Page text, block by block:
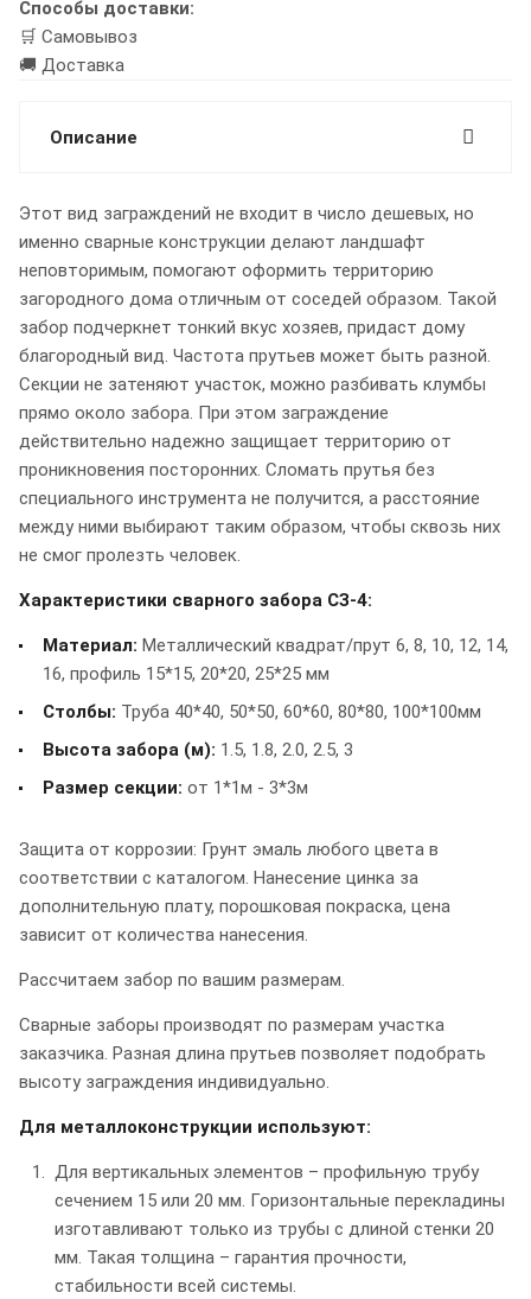
Способы доставки:
🛒 Самовывоз
🚚 Доставка
Описание
Этот вид заграждений не входит в число дешевых, но
именно сварные конструкции делают ландшафт
неповторимым, помогают оформить территорию
загородного дома отличным от соседей образом. Такой
забор подчеркнет тонкий вкус хозяев, придаст дому
благородный вид. Частота прутьев может быть разной.
Секции не затеняют участок, можно разбивать клумбы
прямо около забора. При этом заграждение
действительно надежно защищает территорию от
проникновения посторонних. Сломать прутья без
специального инструмента не получится, а расстояние
между ними выбирают таким образом, чтобы сквозь них
не смог пролезть человек.
Характеристики сварного забора СЗ-4:
Материал: Металлический квадрат/прут 6, 8, 10, 12, 14,
16, профиль 15*15, 20*20, 25*25 мм
Столбы: Труба 40*40, 50*50, 60*60, 80*80, 100*100мм
Высота забора (м): 1.5, 1.8, 2.0, 2.5, 3
Размер секции: от 1*1м - 3*3м
Защита от коррозии: Грунт эмаль любого цвета в
соответствии с каталогом. Нанесение цинка за
дополнительную плату, порошковая покраска, цена
зависит от количества нанесения.
Рассчитаем забор по вашим размерам.
Сварные заборы производят по размерам участка
заказчика. Разная длина прутьев позволяет подобрать
высоту заграждения индивидуально.
Для металлоконструкции используют:
Для вертикальных элементов – профильную трубу
сечением 15 или 20 мм. Горизонтальные перекладины
изготавливают только из трубы с длиной стенки 20
мм. Такая толщина – гарантия прочности,
стабильности всей системы.